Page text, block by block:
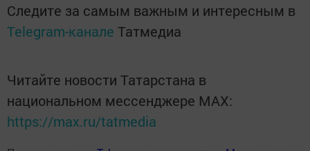
Следите за самым важным и интересным в
Telegram-канале Татмедиа
Читайте новости Татарстана в
национальном мессенджере MАХ:
https://max.ru/tatmedia